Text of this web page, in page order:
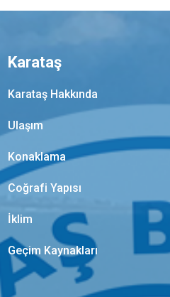
Karataş
Karataş Hakkında
Ulaşım
Konaklama
Coğrafi Yapısı
İklim
Geçim Kaynakları